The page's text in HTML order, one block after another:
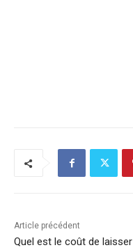
Article précédent
Quel est le coût de laisser